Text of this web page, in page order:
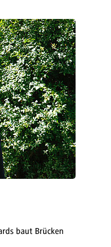
baut Brücken